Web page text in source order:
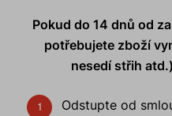
Pokud do 14 dnů od
potřebujete zboží
nesedí střih
Odstupte od